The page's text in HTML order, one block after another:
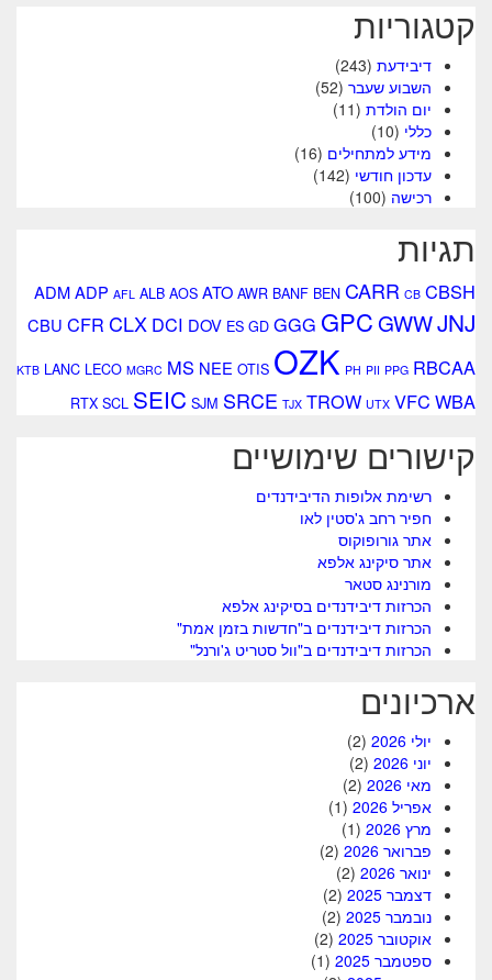
קטגוריות
דיבידעת(243)
השבוע שעבר(52)
יום הולדת(11)
כללי(10)
מידע למתחילים(16)
עדכון חודשי(142)
רכישה(100)
תגיות
ADM ADP AFL ALB AOS ATO AWR BANF BEN CARR CB CBSH
CBU CFR CLX DCI DOV ES GD GGG GPC GWW JNJ
KTB LANC LECO MGRC MS NEE OTIS OZK PH PII PPG RBCAA
RTX SCL SEIC SJM SRCE TJX TROW UTX VFC WBA
קישורים שימושיים
רשימת אלופות הדיבידנדים
חפיר רחב ג'סטין לאו
אתר גורופוקוס
אתר סיקינג אלפא
מורנינג סטאר
הכרזות דיבידנדים בסיקינג אלפא
הכרזות דיבידנדים ב"חדשות בזמן אמת"
הכרזות דיבידנדים ב"וול סטריט ג'ורנל"
ארכיונים
יולי 2026
(2)
יוני 2026
(2)
מאי 2026
(2)
אפריל 2026
(1)
מרץ 2026
(1)
פברואר 2026
(2)
ינואר 2026
(2)
דצמבר 2025
(2)
נובמבר 2025
(2)
אוקטובר 2025
(2)
ספטמבר 2025
(1)